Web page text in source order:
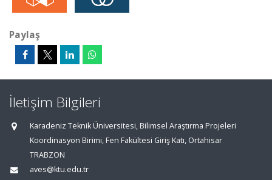
Paylaş
İletişim Bilgileri
Karadeniz Teknik Üniversitesi, Bilimsel Araştırma Projeleri
Koordinasyon Birimi, Fen Fakültesi Giriş Katı, Ortahisar
TRABZON
aves@ktu.edu.tr